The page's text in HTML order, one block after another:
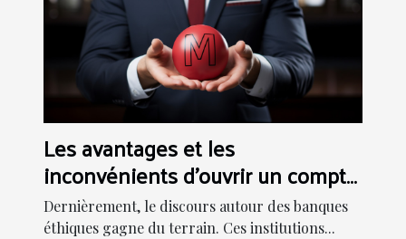
Les avantages et les
inconvénients d'ouvrir un compte
dans une banque éthique
Dernièrement, le discours autour des banques
éthiques gagne du terrain. Ces institutions...